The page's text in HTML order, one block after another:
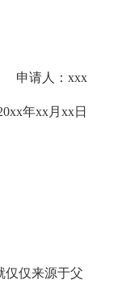
请人：xxx
年xx月xx日
仅来源于父